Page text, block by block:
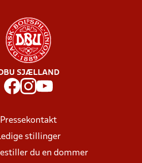
DBU SJÆLLAND
Pressekontakt
stillinger
du en dommer